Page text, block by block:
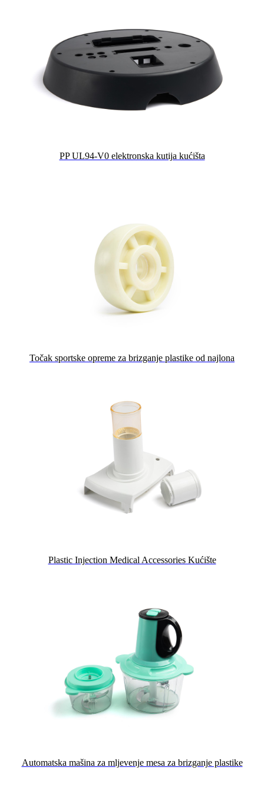
PP UL94-V0 elektronska kutija kućišta
Točak sportske opreme za brizganje plastike od najlona
Plastic Injection Medical Accessories Kućište
Automatska mašina za mljevenje mesa za brizganje plastike